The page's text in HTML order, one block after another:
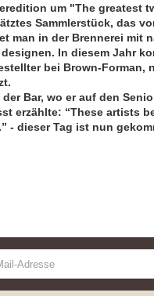
um "The greatest
Sammlerstück, das
man in der Brennerei mit
In diesem Jahr
bei Brown-Forman,
Bar, wo er auf den
erzählte: “These artists
- dieser Tag ist nun